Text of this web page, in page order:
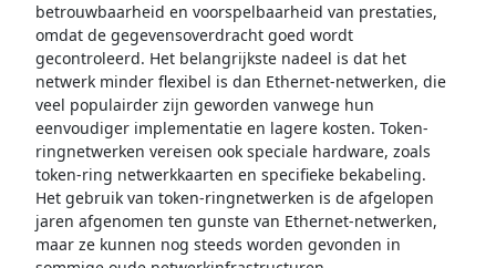
betrouwbaarheid en voorspelbaarheid van prestaties,
omdat de gegevensoverdracht goed wordt
gecontroleerd. Het belangrijkste nadeel is dat het
netwerk minder flexibel is dan Ethernet-netwerken, die
veel populairder zijn geworden vanwege hun
eenvoudiger implementatie en lagere kosten. Token-
ringnetwerken vereisen ook speciale hardware, zoals
token-ring netwerkkaarten en specifieke bekabeling.
Het gebruik van token-ringnetwerken is de afgelopen
jaren afgenomen ten gunste van Ethernet-netwerken,
maar ze kunnen nog steeds worden gevonden in